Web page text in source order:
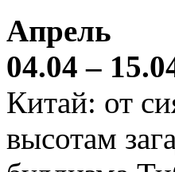
Апрель
04.04 –
Китай: от
высотам